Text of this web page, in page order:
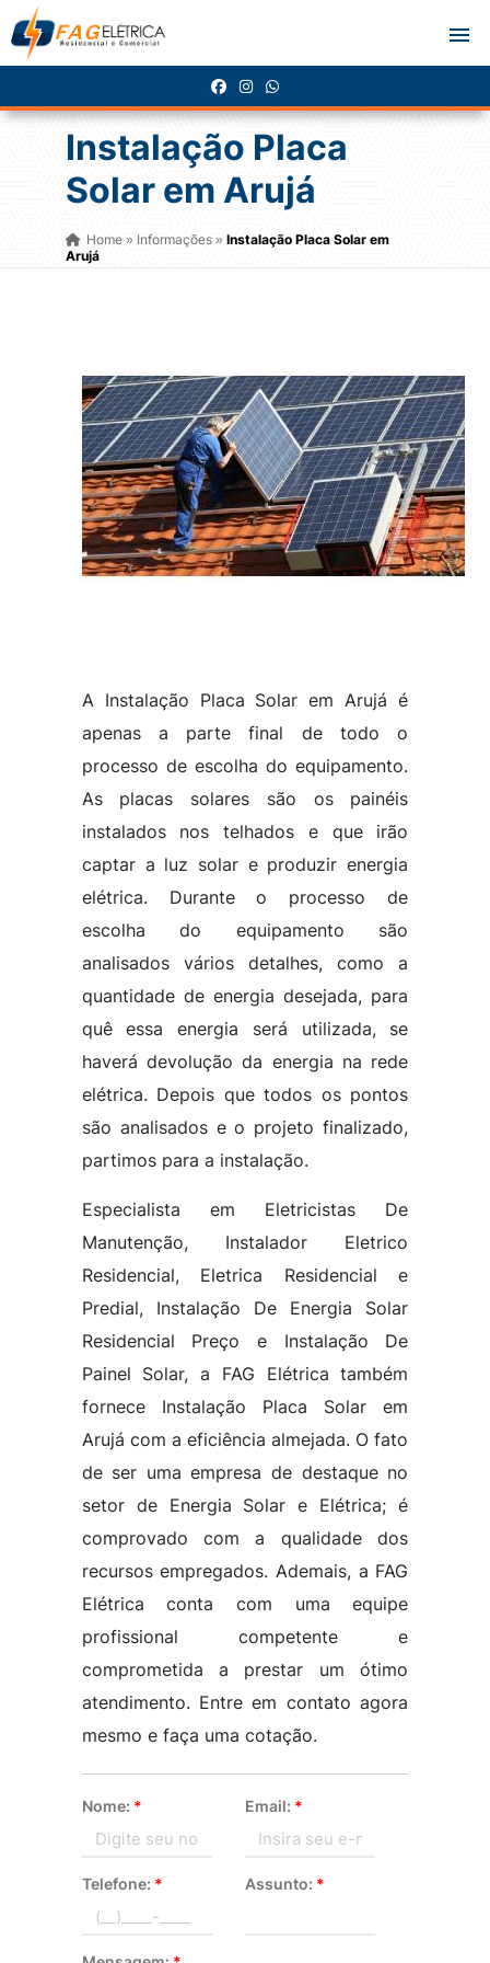
Instalação Placa
Solar em Arujá
Home» Informações » Instalação Placa Solar em
Arujá
A Instalação Placa Solar em Arujá é
apenas a parte final de todo o
processo de escolha do equipamento.
As placas solares são os painéis
instalados nos telhados e que irão
captar a luz solar e produzir energia
elétrica. Durante o processo de
escolha do equipamento são
analisados vários detalhes, como a
quantidade de energia desejada, para
quê essa energia será utilizada, se
haverá devolução da energia na rede
elétrica. Depois que todos os pontos
são analisados e o projeto finalizado,
partimos para a instalação.
Especialista em Eletricistas De
Manutenção, Instalador Eletrico
Residencial, Eletrica Residencial e
Predial, Instalação De Energia Solar
Residencial Preço e Instalação De
Painel Solar, a FAG Elétrica também
fornece Instalação Placa Solar em
Arujá com a eficiência almejada. O fato
de ser uma empresa de destaque no
setor de Energia Solar e Elétrica; é
comprovado com a qualidade dos
recursos empregados. Ademais, a FAG
Elétrica conta com uma equipe
profissional competente e
comprometida a prestar um ótimo
atendimento. Entre em contato agora
mesmo e faça uma cotação.
Nome: * Email: *
Telefone: * Assunto: *